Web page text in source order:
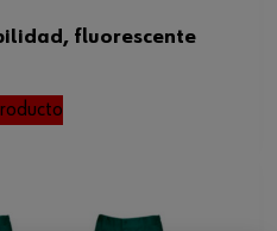
fluorescente